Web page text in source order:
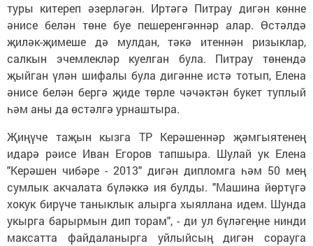
туры китереп әзерләгән. Иртәгә Питрау дигән көнне
әнисе белән төне буе пешеренгәннәр алар. Өстәлдә
җиләк-җимеше дә мулдан, тәкә итеннән ризыклар,
салкын эчемлекләр куелган була. Питрау төнендә
җыйган үлән шифалы була дигәнне истә тотып, Елена
әнисе белән бергә җиде төрле чәчәктән букет туплый
һәм аны да өстәлгә урнаштыра.
Җиңүче таҗын кызга ТР Керәшеннәр җәмгыятенең
идарә рәисе Иван Егоров тапшыра. Шулай ук Елена
"Керәшен чибәре - 2013" дигән дипломга һәм 50 мең
сумлык акчалата бүләккә ия булды. "Машина йөртүгә
хокук бирүче таныклык алырга хыяллана идем. Шунда
укырга барырмын дип торам", - ди ул бүләгеңне нинди
максатта файдаланырга уйлыйсың дигән сорауга